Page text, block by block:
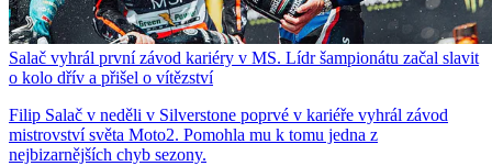
Salač vyhrál první závod kariéry v MS. Lídr šampionátu začal slavit
o kolo dřív a přišel o vítězství
Filip Salač v neděli v Silverstone poprvé v kariéře vyhrál závod
mistrovství světa Moto2. Pomohla mu k tomu jedna z
nejbizarnějších chyb sezony.